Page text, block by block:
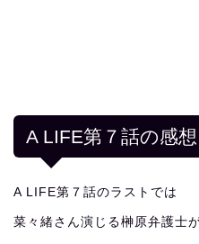
A LIFE第７話の感想
A LIFE第７話のラストでは
菜々緒さん演じる榊原弁護士